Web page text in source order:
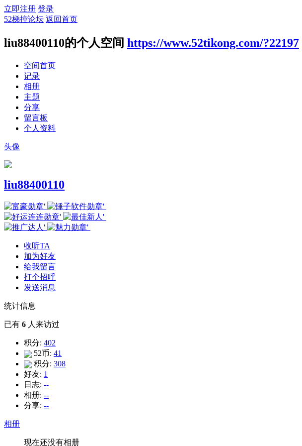
立即注册 登录
52梯控论坛 返回首页
liu88400110的个人空间 https://www.52tikong.com/?22197
空间首页
记录
相册
主题
分享
留言板
个人资料
头像
liu88400110
收听TA
加为好友
给我留言
打个招呼
发送消息
统计信息
已有 6 人来访过
积分: 402
52币: 41
积分: 308
好友: 1
日志: --
相册: --
分享: --
相册
现在还没有相册